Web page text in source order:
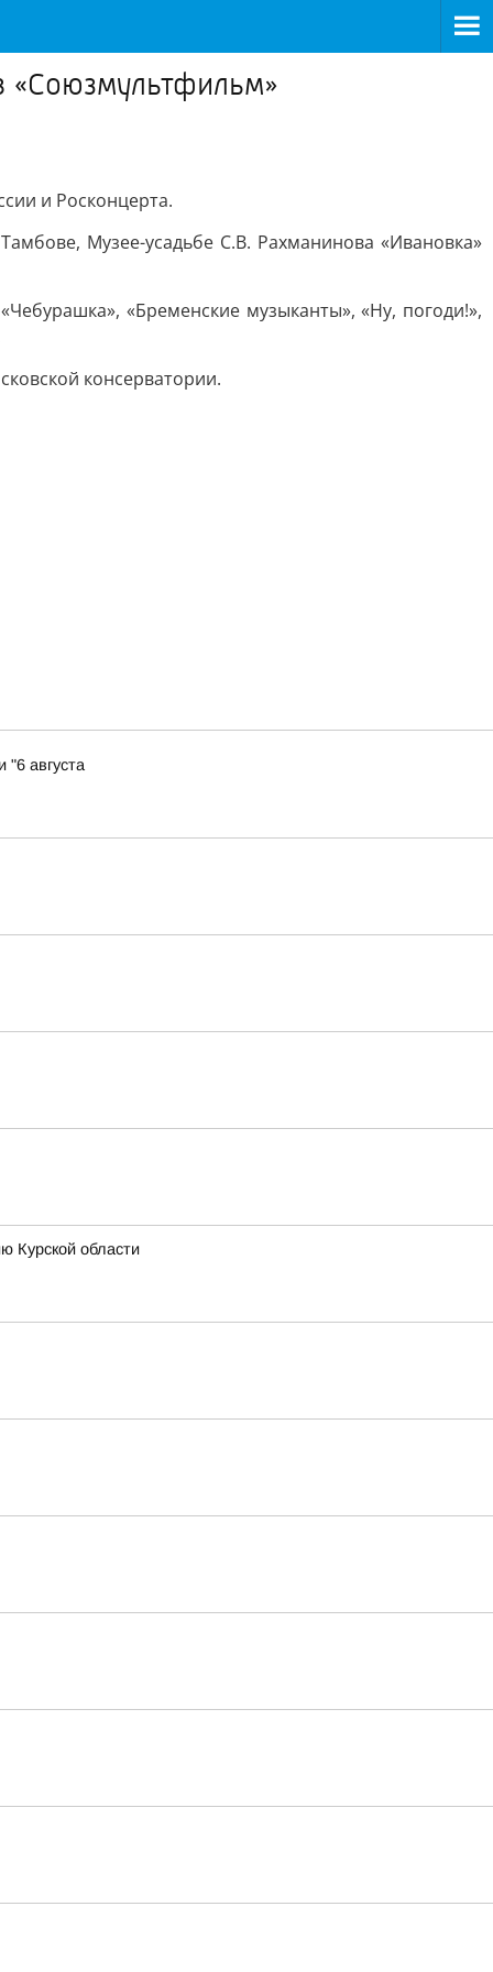
«Союзмультфильм»
и Росконцерта.
Музее-усадьбе С.В. Рахманинова «Ивановка»
«Бременские музыканты», «Ну, погоди!»,
консерватории.
августа
Курской области